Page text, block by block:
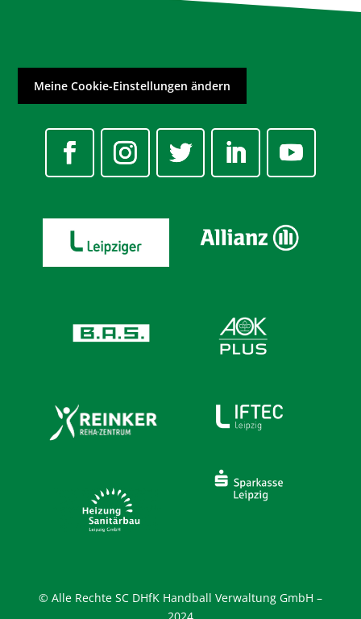
Meine Cookie-Einstellungen ändern
© Alle Rechte SC DHfK Handball Verwaltung GmbH –
2024